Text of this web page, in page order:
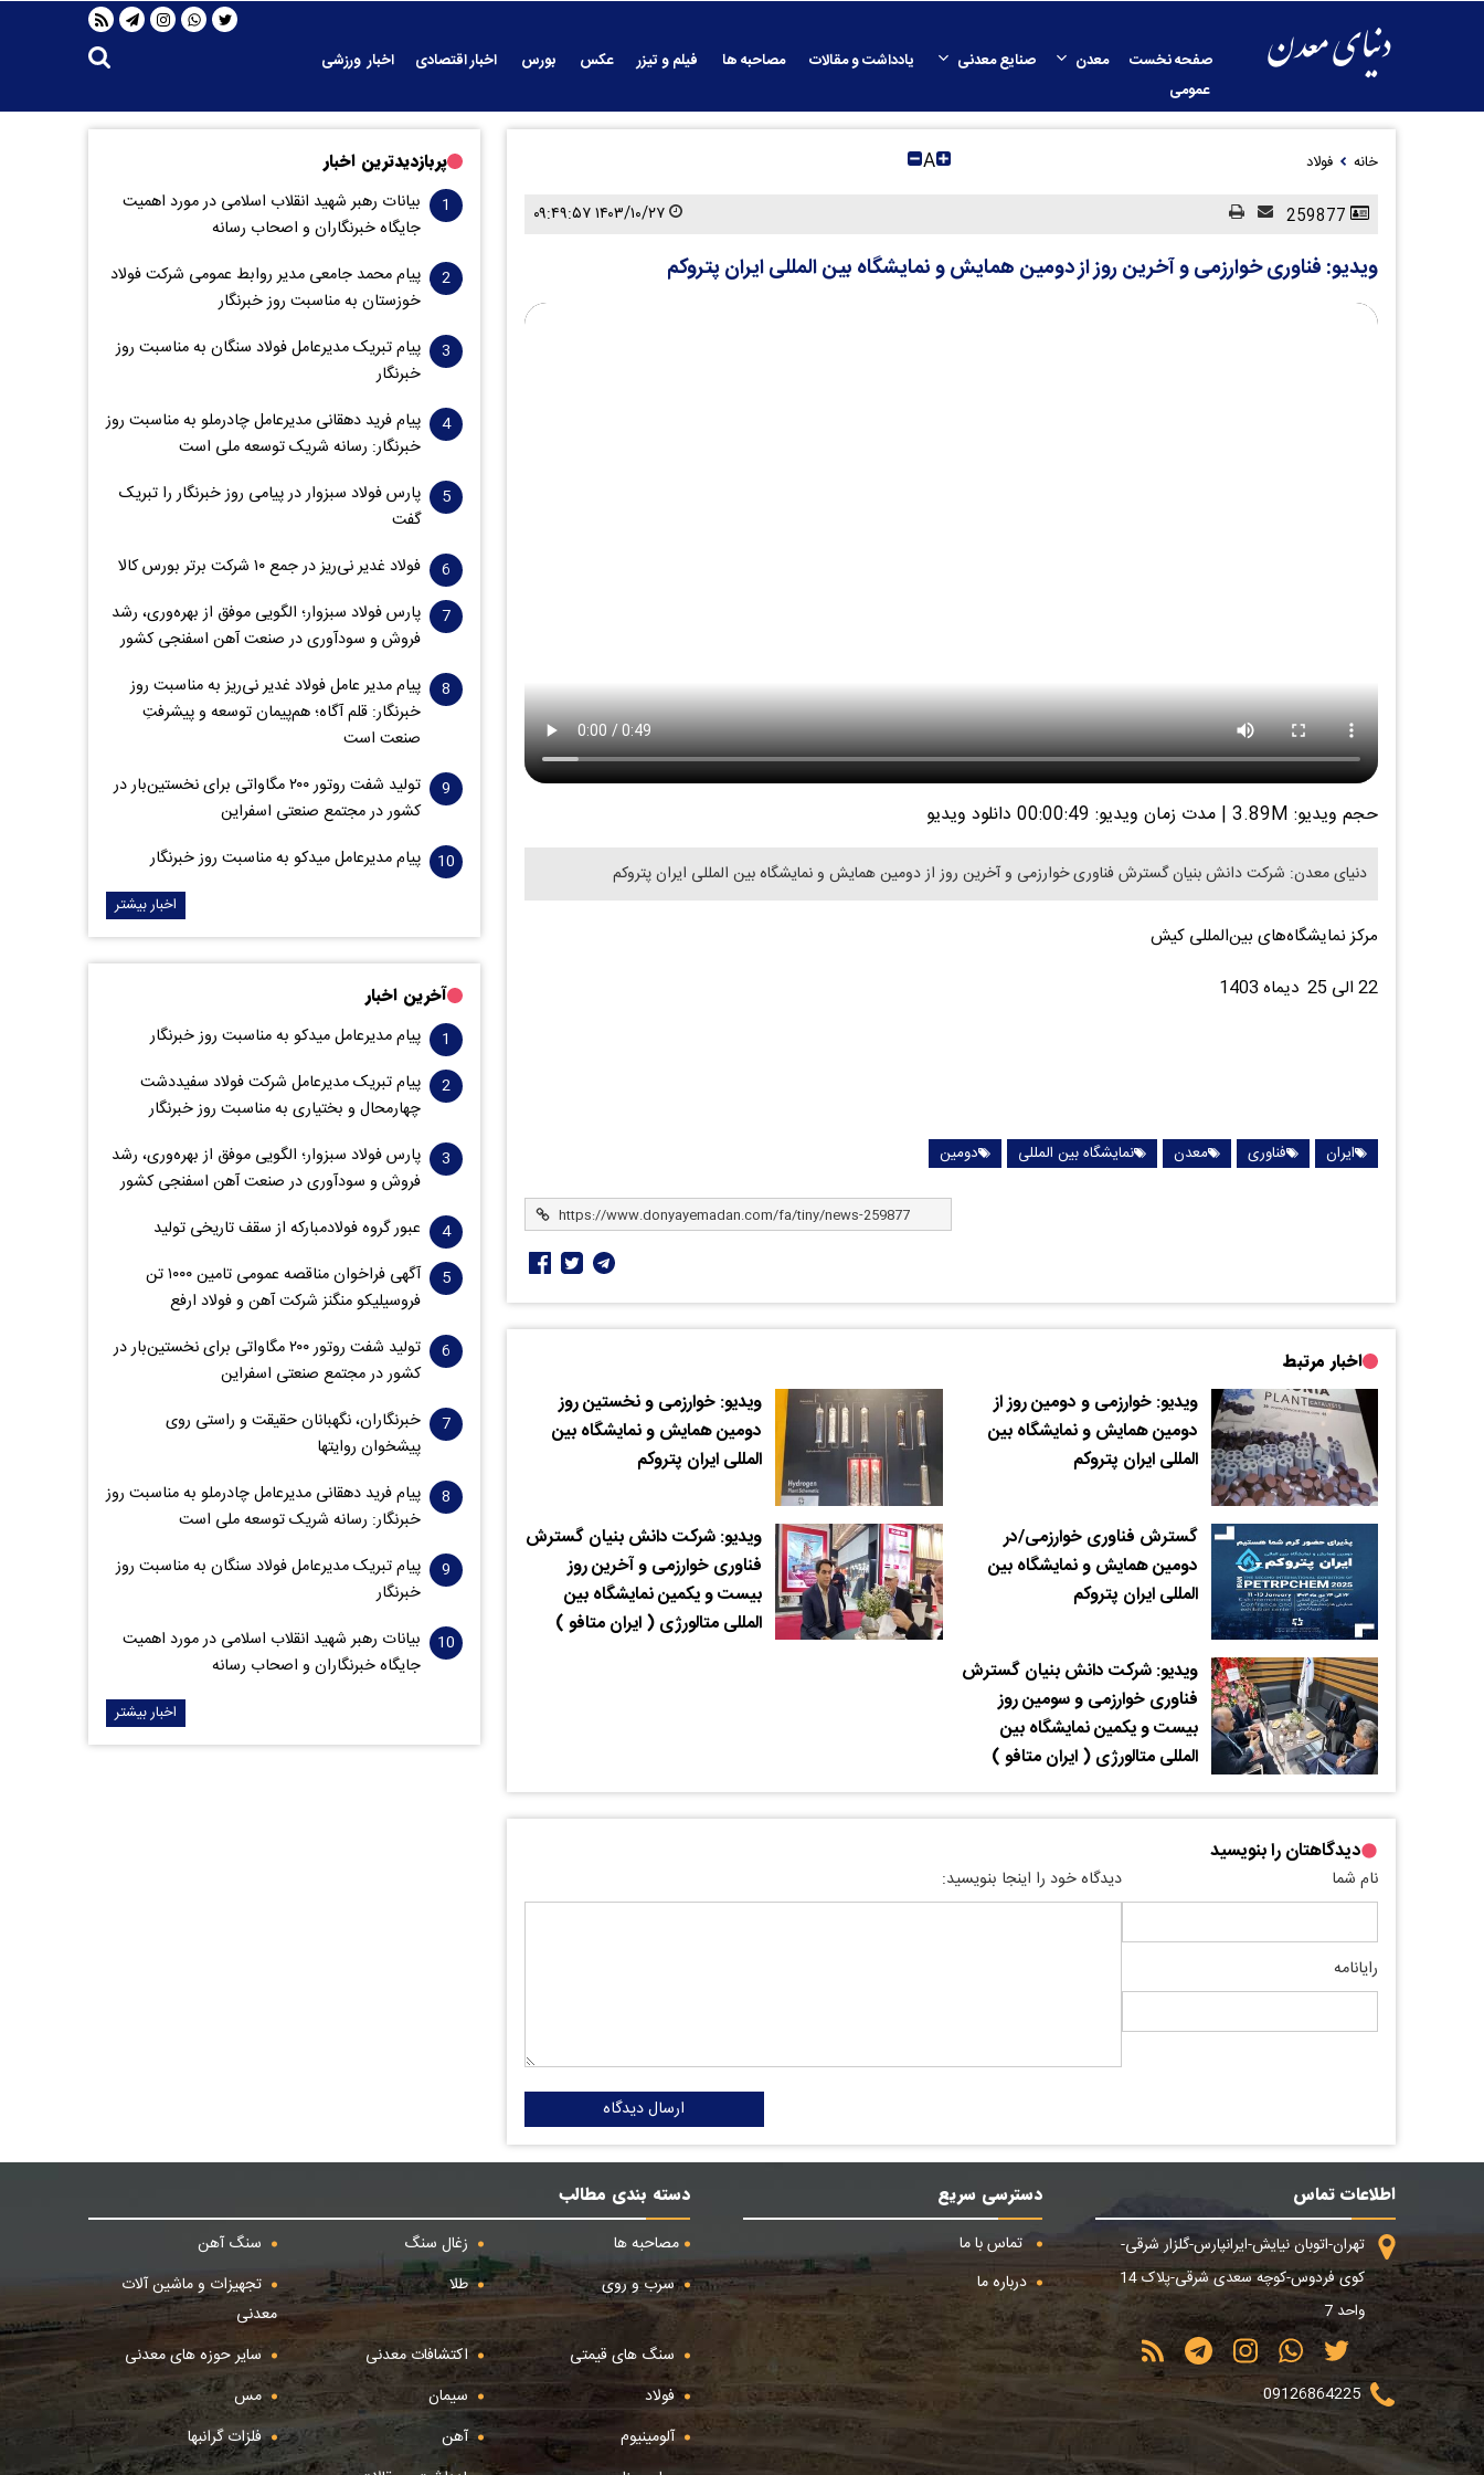
صفحه نخست معدن صنایع معدنی یادداشت و مقالات مصاحبه ها فیلم و تیزر عکس بورس اخبار اقتصادی
اخبار ورزشی
عمومی
خانه فولاد A
۱۴۰۳/۱۰/۲۷ ۰۹:۴۹:۵۷
ویدیو: فناوری خوارزمی و آخرین روز از دومین همایش و نمایشگاه بین المللی ایران پتروکم
حجم ویدیو: 3.89M | مدت زمان ویدیو: 00:00:49 دانلود ویدیو
دنیای معدن: شرکت دانش بنیان گسترش فناوری خوارزمی و آخرین روز از دومین همایش و نمایشگاه بین المللی ایران پتروکم
مرکز نمایشگاه‌های بین‌المللی کیش
22 الی 25 دیماه 1403
ایران فناوری معدن نمایشگاه بین المللی دومین
اخبار مرتبط
ویدیو: خوارزمی و دومین روز از
دومین همایش و نمایشگاه بین
المللی ایران پتروکم
ویدیو: خوارزمی و نخستین روز
دومین همایش و نمایشگاه بین
المللی ایران پتروکم
گسترش فناوری خوارزمی/در
دومین همایش و نمایشگاه بین
المللی ایران پتروکم
ویدیو: شرکت دانش بنیان گسترش
فناوری خوارزمی و آخرین روز
بیست و یکمین نمایشگاه بین
المللی متالورژی ( ایران متافو )
ویدیو: شرکت دانش بنیان گسترش
فناوری خوارزمی و سومین روز
بیست و یکمین نمایشگاه بین
المللی متالورژی ( ایران متافو )
دیدگاهتان را بنویسید
نام شما
رایانامه
دیدگاه خود را اینجا بنویسید:
ارسال دیدگاه
پربازدیدترین اخبار
بیانات رهبر شهید انقلاب اسلامی در مورد اهمیت
جایگاه خبرنگاران و اصحاب رسانه
پیام محمد جامعی مدیر روابط عمومی شرکت فولاد
خوزستان به مناسبت روز خبرنگار
پیام تبریک مدیرعامل فولاد سنگان به مناسبت روز
خبرنگار
پیام فرید دهقانی مدیرعامل چادرملو به مناسبت روز
خبرنگار: رسانه شریک توسعه ملی است
پارس فولاد سبزوار در پیامی روز خبرنگار را تبریک
گفت
فولاد غدیر نی‌ریز در جمع ۱۰ شرکت برتر بورس کالا
پارس فولاد سبزوار؛ الگویی موفق از بهره‌وری، رشد
فروش و سود‌آوری در صنعت آهن اسفنجی کشور
پیام مدیر عامل فولاد غدیر نی‌ریز به مناسبت روز
خبرنگار: قلم آگاه؛ هم‌پیمان توسعه و پیشرفتِ
صنعت است
تولید شفت روتور ۲۰۰ مگاواتی برای نخستین‌بار در
کشور در مجتمع صنعتی اسفراین
پیام مدیرعامل میدکو به مناسبت روز خبرنگار
اخبار بیشتر
آخرین اخبار
پیام مدیرعامل میدکو به مناسبت روز خبرنگار
پیام تبریک مدیرعامل شرکت فولاد سفیددشت
چهارمحال و بختیاری به مناسبت روز خبرنگار
پارس فولاد سبزوار؛ الگویی موفق از بهره‌وری، رشد
فروش و سود‌آوری در صنعت آهن اسفنجی کشور
عبور گروه فولادمبارکه از سقف تاریخی تولید
آگهی فراخوان مناقصه عمومی تامین ۱۰۰۰ تن
فروسیلیکو منگنز شرکت آهن و فولاد ارفع
تولید شفت روتور ۲۰۰ مگاواتی برای نخستین‌بار در
کشور در مجتمع صنعتی اسفراین
خبرنگاران، نگهبانان حقیقت و راستی روی
پیشخوان روایت­ها
پیام فرید دهقانی مدیرعامل چادرملو به مناسبت روز
خبرنگار: رسانه شریک توسعه ملی است
پیام تبریک مدیرعامل فولاد سنگان به مناسبت روز
خبرنگار
بیانات رهبر شهید انقلاب اسلامی در مورد اهمیت
جایگاه خبرنگاران و اصحاب رسانه
اخبار بیشتر
اطلاعات تماس
تهران-اتوبان نیایش-ایرانپارس-گلزار شرقی-
کوی فردوس-کوچه سعدی شرقی-پلاک 14
واحد 7
09126864225
دسترسی سریع
تماس با ما
درباره ما
دسته بندی مطالب
مصاحبه ها
زغال سنگ
سنگ آهن
سرب و روی
طلا
تجهیزات و ماشین آلات
معدنی
سنگ های قیمتی
اکتشافات معدنی
سایر حوزه های معدنی
فولاد
سیمان
مس
آلومینیوم
آهن
فلزات گرانبها